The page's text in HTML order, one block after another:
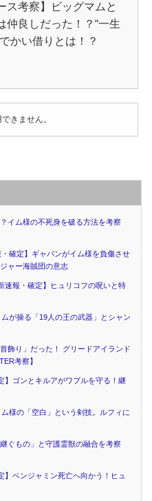
ス考察】ビッグマムと
仲良しだった！？“一生
かい借りとは！？
きません。
イム様の不死身を破る方法を考察
確定】ギャバンがイム様を負傷させ
ャー海賊団の意志
速報・確定】ヒュリコフの呪いと特
が操る「19人の王の武器」とシャン
飾り」だった！ グリードアイランド
考察】
】ゴンとキルアがワブルを守る！継
様の「空白」という剣技。ルフィに
ぐもの」と守護霊獣の融合を考察
ベンジャミン死亡へ向かう！ヒュ